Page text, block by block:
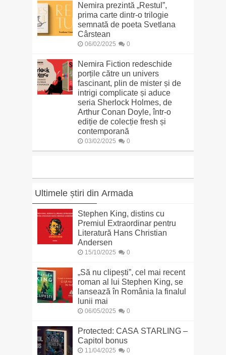
Nemira prezintă „Restul”,
prima carte dintr-o trilogie
semnată de poeta Svetlana
Cârstean
06/02/2025 0
Nemira Fiction redeschide
porțile către un univers
fascinant, plin de mister și de
intrigi complicate și aduce
seria Sherlock Holmes, de
Arthur Conan Doyle, într-o
ediție de colecție fresh și
contemporană
03/02/2025 0
Ultimele știri din Armada
Stephen King, distins cu
Premiul Extraordinar pentru
Literatură Hans Christian
Andersen
15/10/2025 0
„Să nu clipești”, cel mai recent
roman al lui Stephen King, se
lansează în România la finalul
lunii mai
06/05/2025 0
Protected: CASA STARLING –
Capitol bonus
11/04/2025 0